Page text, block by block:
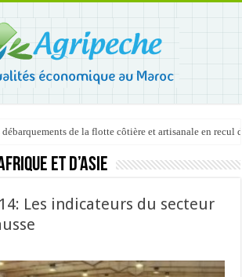
de la flotte côtière et artisanale en recul
et d’Asie
Les indicateurs du secteur